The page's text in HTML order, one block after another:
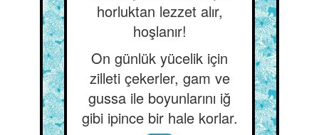
horluktan lezzet alır,
hoşlanır!
On günlük yücelik için
zilleti çekerler, gam ve
gussa ile boyunlarını iğ
gibi ipince bir hale korlar.